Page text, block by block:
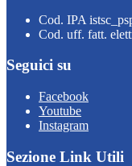
Cod. IPA
Cod. uff. fatt.
Seguici su
Facebook
Youtube
Instagram
Sezione Link Utili